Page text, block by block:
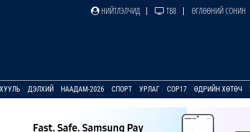
НИЙТЛЭЛЧИД ТВ8 ӨГЛӨӨНИЙ СОНИН
ХУУЛЬ ДЭЛХИЙ НААДАМ-2026 СПОРТ УРЛАГ COP17 ӨДРИЙН ХӨТӨЧ